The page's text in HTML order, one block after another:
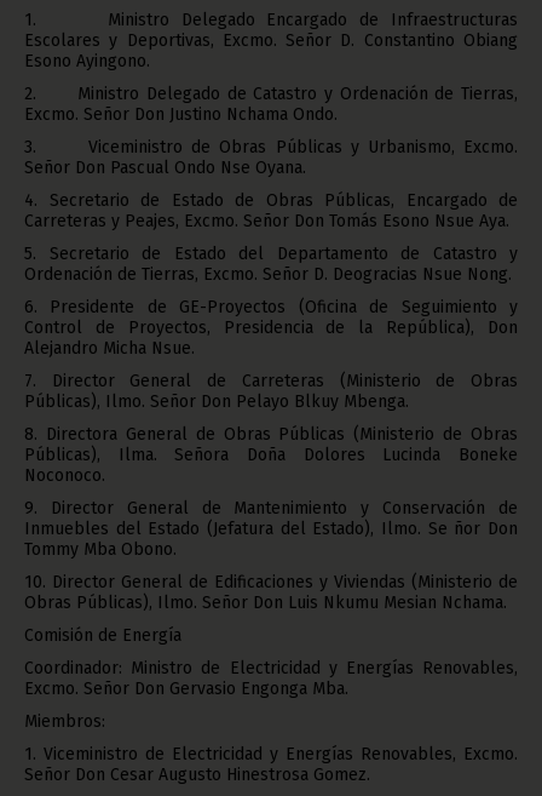
1. Ministro Delegado Encargado de Infraestructuras
Escolares y Deportivas, Excmo. Señor D. Constantino Obiang
Esono Ayingono.
2. Ministro Delegado de Catastro y Ordenación de Tierras,
Excmo. Señor Don Justino Nchama Ondo.
3. Viceministro de Obras Públicas y Urbanismo, Excmo.
Señor Don Pascual Ondo Nse Oyana.
4. Secretario de Estado de Obras Públicas, Encargado de
Carreteras y Peajes, Excmo. Señor Don Tomás Esono Nsue Aya.
5. Secretario de Estado del Departamento de Catastro y
Ordenación de Tierras, Excmo. Señor D. Deogracias Nsue Nong.
6. Presidente de GE-Proyectos (Oficina de Seguimiento y
Control de Proyectos, Presidencia de la República), Don
Alejandro Micha Nsue.
7. Director General de Carreteras (Ministerio de Obras
Públicas), Ilmo. Señor Don Pelayo Blkuy Mbenga.
8. Directora General de Obras Públicas (Ministerio de Obras
Públicas), Ilma. Señora Doña Dolores Lucinda Boneke
Noconoco.
9. Director General de Mantenimiento y Conservación de
Inmuebles del Estado (Jefatura del Estado), Ilmo. Se ñor Don
Tommy Mba Obono.
10. Director General de Edificaciones y Viviendas (Ministerio de
Obras Públicas), Ilmo. Señor Don Luis Nkumu Mesian Nchama.
Comisión de Energía
Coordinador: Ministro de Electricidad y Energías Renovables,
Excmo. Señor Don Gervasio Engonga Mba.
Miembros:
1. Viceministro de Electricidad y Energías Renovables, Excmo.
Señor Don Cesar Augusto Hinestrosa Gomez.